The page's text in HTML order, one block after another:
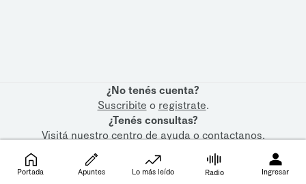
¿No tenés cuenta?
Suscribite o registrate.
¿Tenés consultas?
Visitá nuestrocentro de ayudaocontactanos.
Portada Apuntes Lo más leído Radio Ingresar